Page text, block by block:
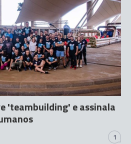
'teambuilding' e assinala
1